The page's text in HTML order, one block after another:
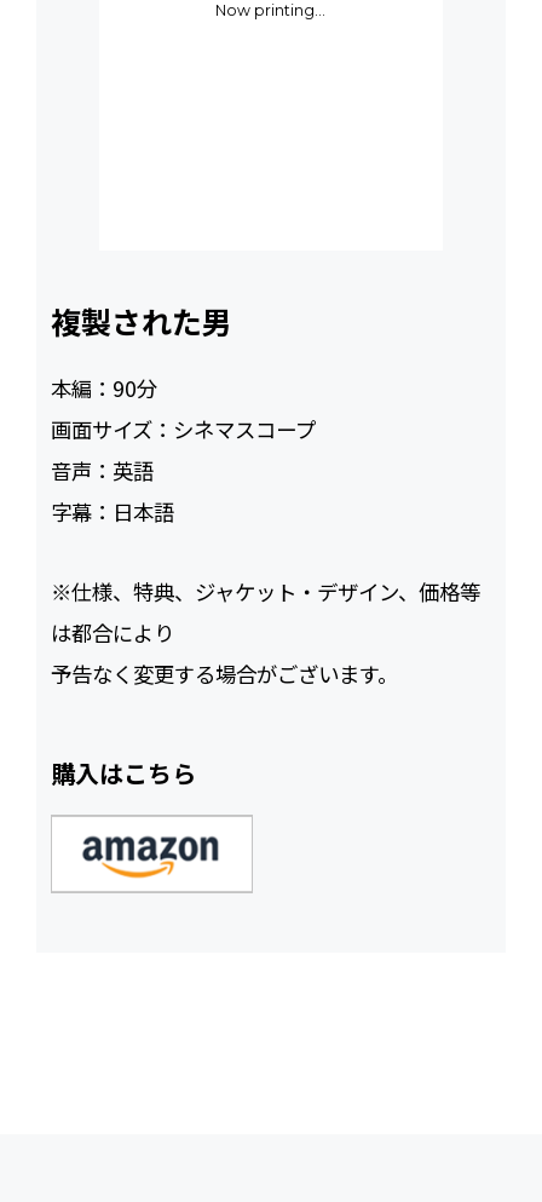
Now printing...
複製された男
本編： 90
画面サイズ： シネマスコープ
音声： 英語
字幕： 日本語
※仕様、特典、ジャケット・デザイン、価格等
は都合により
予告なく変更する場合がございます。
購入はこちら